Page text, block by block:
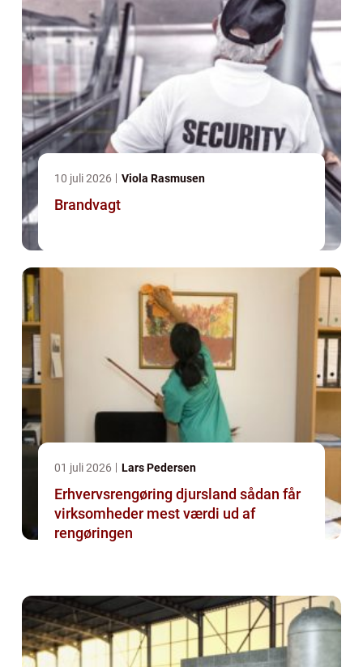
10 juli 2026 Viola Rasmusen
Brandvagt
01 juli 2026 Lars Pedersen
Erhvervsrengøring djursland sådan får
virksomheder mest værdi ud af
rengøringen